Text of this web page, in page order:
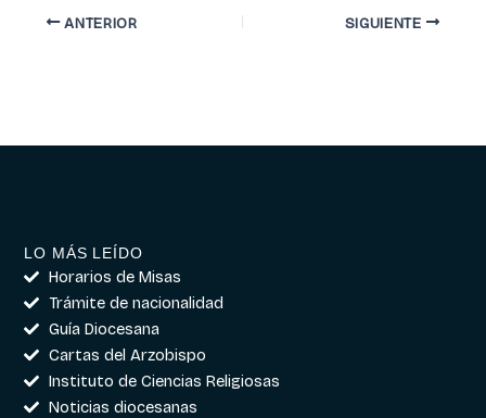
ANTERIOR SIGUIENTE
LO MÁS LEÍDO
Horarios de Misas
Trámite de nacionalidad
Guía Diocesana
Cartas del Arzobispo
Instituto de Ciencias Religiosas
Noticias diocesanas